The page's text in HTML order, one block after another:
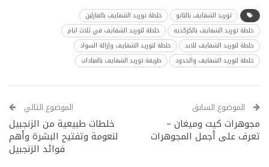
توريد الشفايف بالتاتو
خلطة توريد الشفايف بالفازلين
خلطة توريد الشفايف بالكركديه
خلطة لتوريد الشفايف في ثلاث ايام
خلطة لتوريد الشفايف للابد
خلطة لتوريد الشفايف وإزالة السواد
خلطة لتوريد الشفايف والخدود
طريقة توريد الشفايف بالعيادات
الموضوع السابق
مجوهرات كيت وميغان –
تعرف على أجمل المجوهرات
الموضوع التالي
خلطات طبيعية من الزنجبيل
لنعومة وتفتيح البشرة وأهم
فوائد الزنجبيل